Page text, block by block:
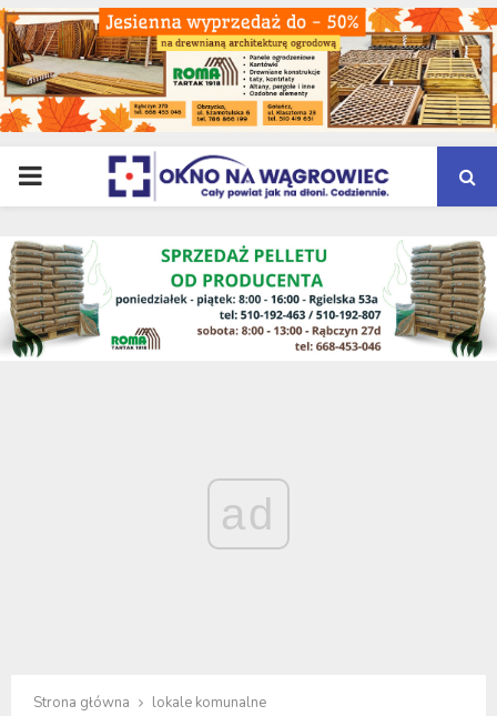
PRIMARY
MENU
ad
Strona główna lokale komunalne